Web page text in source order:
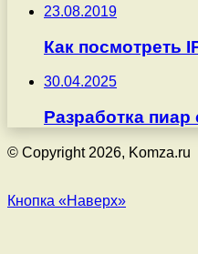
23.08.2019
Как посмотреть
30.04.2025
Разработка пиар
© Copyright 2026, Komza.ru
Кнопка «Наверх»